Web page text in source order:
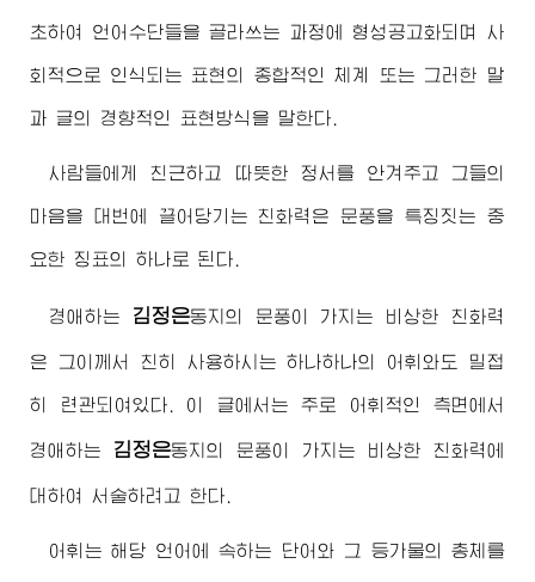
초하여 언어수단들을 골라쓰는 과정에 형성공고화되며 사
회적으로 인식되는 표현의 종합적인 체계 또는 그러한 말
과 글의 경향적인 표현방식을 말한다.
사람들에게 친근하고 따뜻한 정서를 안겨주고 그들의
마음을 대번에 끌어당기는 친화력은 문풍을 특징짓는 중
요한 징표의 하나로 된다.
경애하는 김정은동지 의 문풍이 가지는 비상한 친화력
은 그이께서 친히 사용하시는 하나하나의 어휘와도 밀접
히 련관되여있다. 이 글에서는 주로 어휘적인 측면에서
경애하는 김정은동지 의 문풍이 가지는 비상한 친화력에
대하여 서술하려고 한다.
어휘는 해당 언어에 속하는 단어와 그 등가물의 총체를